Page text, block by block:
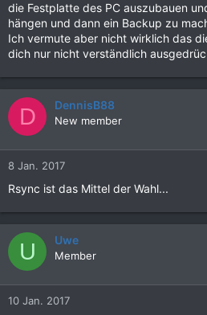
die Festplatte des PC auszubauen
hängen und dann ein Backup zu
Ich vermute aber nicht wirklich das
dich nur nicht verständlich
D DennisB88
New member
8 Jan. 2017
Rsync ist das Mittel der Wahl...
U Uwe
Member
10 Jan. 2017